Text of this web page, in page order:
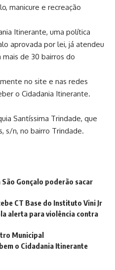
manicure e recreação
Itinerante, uma política
aprovada por lei, já atendeu
de 30 bairros do
no site e nas redes
o Cidadania Itinerante.
Santíssima Trindade, que
s/n, no bairro Trindade.
Gonçalo poderão sacar
CT Base do Instituto Vini Jr
alerta para violência contra
Municipal
o Cidadania Itinerante